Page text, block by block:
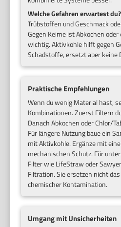
Welche Gefahren erwartest du?
Trübstoffen und Geschmack
Gegen Keime ist Abkochen
wichtig. Aktivkohle hilft gegen
Schadstoffe, ersetzt aber keine
Praktische Empfehlungen
Wenn du wenig Material hast,
Kombinationen. Zuerst Filtern
Danach Abkochen oder Chlor/
Für längere Nutzung baue ein
mit Aktivkohle. Ergänze mit
mechanischen Schutz. Für
Filter wie LifeStraw oder
Filtration. Sie ersetzen nicht
chemischer Kontamination.
Umgang mit Unsicherheiten